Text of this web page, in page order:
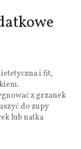
i fit,
z grzanek
do zupy
lub natka